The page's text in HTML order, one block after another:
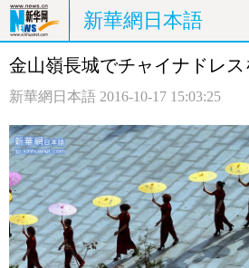
新華網日本語
ホームページ 政治
観光 評論
中日対訳
金山嶺長城でチャイナドレス
新華網日本語 2016-10-17 15:03:25